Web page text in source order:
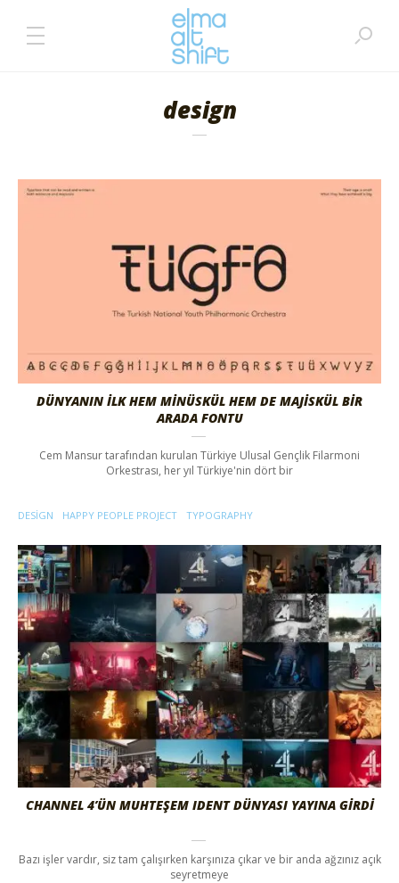
design
DÜNYANIN İLK HEM MINÜSKÜL HEM DE MAJISKÜL BIR
ARADA FONTU
Cem Mansur tarafından kurulan Türkiye Ulusal Gençlik Filarmoni
Orkestrası, her yıl Türkiye'nin dört bir
DESIGN HAPPY PEOPLE PROJECT TYPOGRAPHY
CHANNEL 4’ÜN MUHTEŞEM IDENT DÜNYASI YAYINA GIRDI
Bazı işler vardır, siz tam çalışırken karşınıza çıkar ve bir anda ağzınız açık
seyretmeye